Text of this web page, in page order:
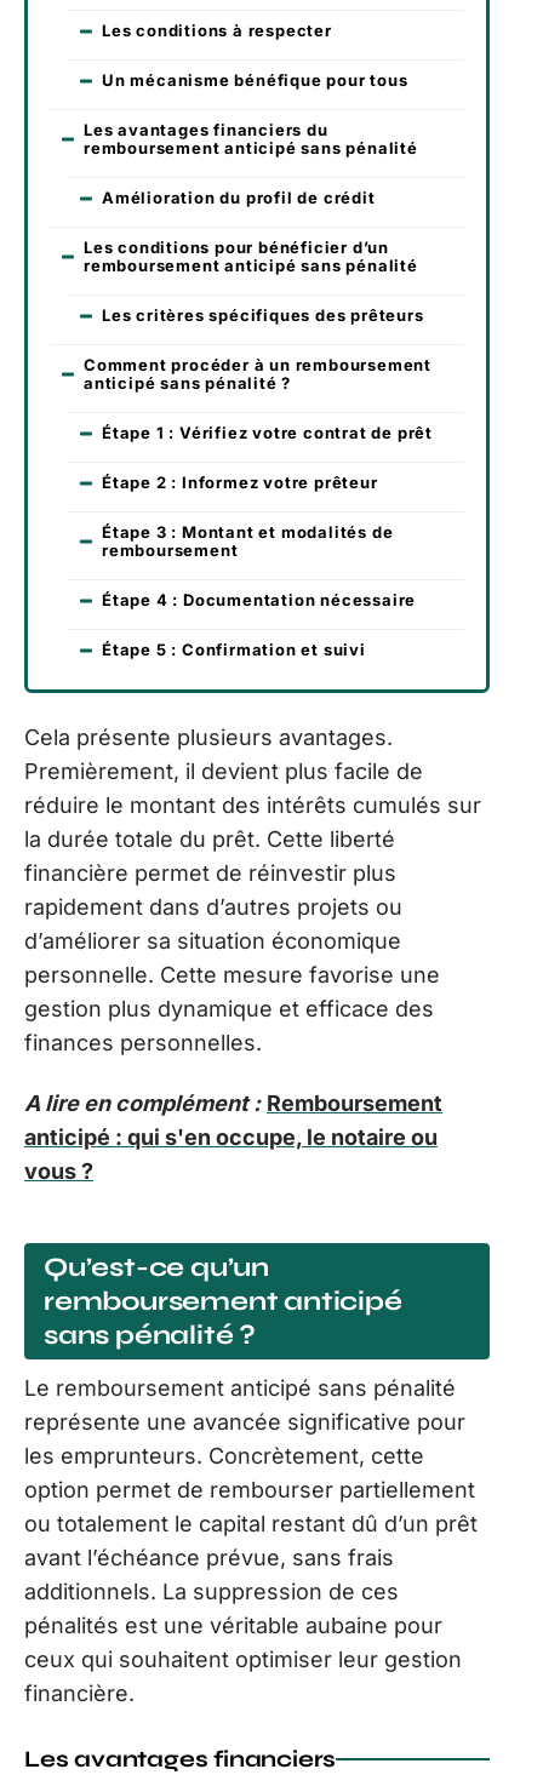
Les conditions à respecter
Un mécanisme bénéfique pour tous
Les avantages financiers du
remboursement anticipé sans pénalité
Amélioration du profil de crédit
Les conditions pour bénéficier d’un
remboursement anticipé sans pénalité
Les critères spécifiques des prêteurs
Comment procéder à un remboursement
anticipé sans pénalité ?
Étape 1 : Vérifiez votre contrat de prêt
Étape 2 : Informez votre prêteur
Étape 3 : Montant et modalités de
remboursement
Étape 4 : Documentation nécessaire
Étape 5 : Confirmation et suivi
Cela présente plusieurs avantages.
Premièrement, il devient plus facile de
réduire le montant des intérêts cumulés sur
la durée totale du prêt. Cette liberté
financière permet de réinvestir plus
rapidement dans d’autres projets ou
d’améliorer sa situation économique
personnelle. Cette mesure favorise une
gestion plus dynamique et efficace des
finances personnelles.
A lire en complément : Remboursement
anticipé : qui s'en occupe, le notaire ou
vous ?
Qu’est-ce qu’un
remboursement anticipé
sans pénalité ?
Le remboursement anticipé sans pénalité
représente une avancée significative pour
les emprunteurs. Concrètement, cette
option permet de rembourser partiellement
ou totalement le capital restant dû d’un prêt
avant l’échéance prévue, sans frais
additionnels. La suppression de ces
pénalités est une véritable aubaine pour
ceux qui souhaitent optimiser leur gestion
financière.
Les avantages financiers